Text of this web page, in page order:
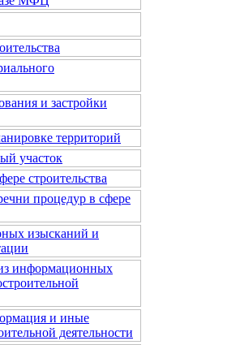
и застройки
территорий
участок
строительства
процедур в сфере
изысканий и
информационных
и иные
деятельности